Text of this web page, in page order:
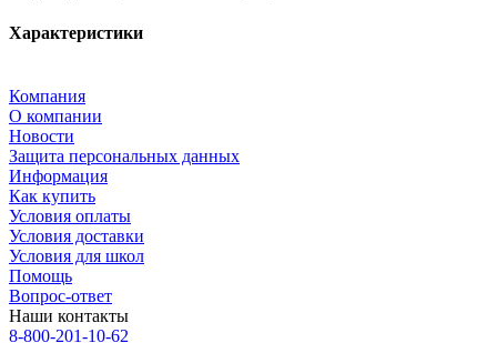
Характеристики
Компания
О компании
Новости
Защита персональных данных
Информация
Как купить
Условия оплаты
Условия доставки
Условия для школ
Помощь
Вопрос-ответ
Наши контакты
8-800-201-10-62